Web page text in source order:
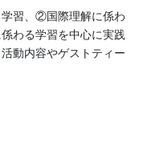
習、②国際理解に係わ
わる学習を中心に実践
動内容やゲストティー